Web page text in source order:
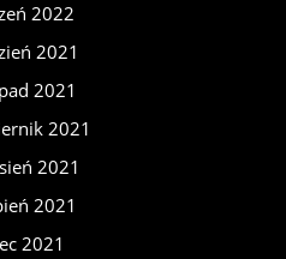
2022
2021
2021
2021
2021
2021
2021